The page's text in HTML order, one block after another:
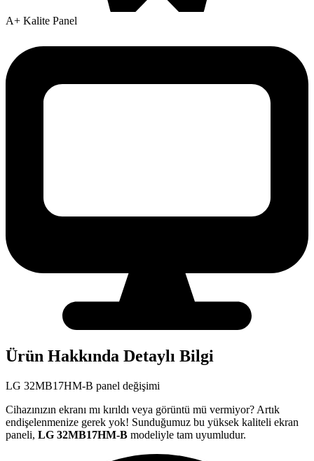
A+ Kalite Panel
Ürün Hakkında Detaylı Bilgi
LG 32MB17HM-B panel değişimi
Cihazınızın ekranı mı kırıldı veya görüntü mü vermiyor? Artık
endişelenmenize gerek yok! Sunduğumuz bu yüksek kaliteli ekran
paneli, LG 32MB17HM-B modeliyle tam uyumludur.